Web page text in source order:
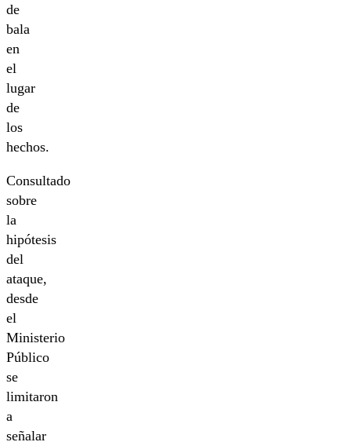
de
bala
en
el
lugar
de
los
hechos.
Consultado
sobre
la
hipótesis
del
ataque,
desde
el
Ministerio
Público
se
limitaron
a
señalar